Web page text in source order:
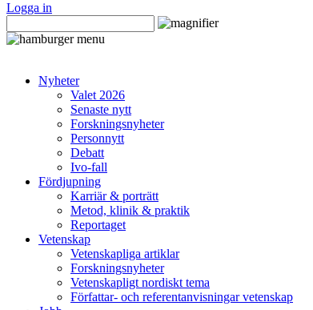
Logga in
Nyheter
Valet 2026
Senaste nytt
Forskningsnyheter
Personnytt
Debatt
Ivo-fall
Fördjupning
Karriär & porträtt
Metod, klinik & praktik
Reportaget
Vetenskap
Vetenskapliga artiklar
Forskningsnyheter
Vetenskapligt nordiskt tema
Författar- och referentanvisningar vetenskap